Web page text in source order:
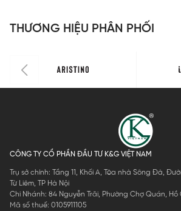
THƯƠNG HIỆU PHÂN PHỐI
CÔNG TY CỔ PHẦN ĐẦU TƯ K&G VIỆT NAM
Trụ sở chính: Tầng 11, Khối A, Tòa nhà Sông Đà,
Từ Liêm, TP Hà Nội
Chi Nhánh: 84 Nguyễn Trãi, Phường Chợ Quán, Hồ
Mã số thuế: 0105911105